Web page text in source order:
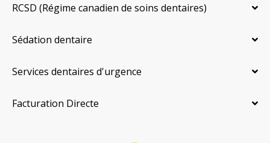
RCSD (Régime canadien de soins dentaires)
Sédation dentaire
Services dentaires d'urgence
Facturation Directe